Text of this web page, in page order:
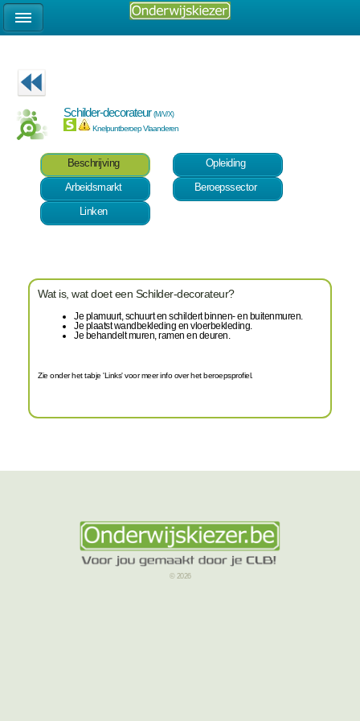
Schilder-decorateur(M/V/X)
Knelpuntberoep Vlaanderen
Beschrijving
Opleiding
Arbeidsmarkt
Beroepssector
Linken
Wat is, wat doet een Schilder-decorateur?
Je plamuurt, schuurt en schildert binnen- en buitenmuren.
Je plaatst wandbekleding en vloerbekleding.
Je behandelt muren, ramen en deuren.
Zie onder het tabje 'Links' voor meer info over het beroepsprofiel.
© 2026